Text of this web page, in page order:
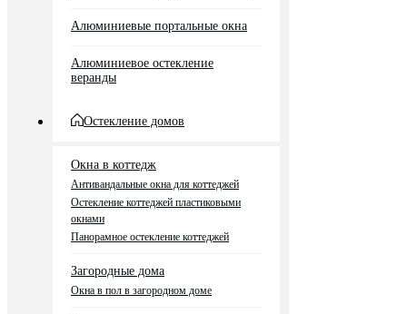
Алюминиевые портальные окна
Алюминиевое остекление
веранды
Остекление домов
Окна в коттедж
Антивандальные окна для коттеджей
Остекление коттеджей пластиковыми
окнами
Панорамное остекление коттеджей
Загородные дома
Окна в пол в загородном доме